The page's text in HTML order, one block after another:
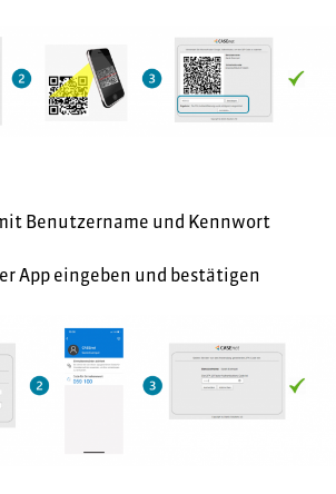
Benutzername und Kennwort
App eingeben und bestätigen